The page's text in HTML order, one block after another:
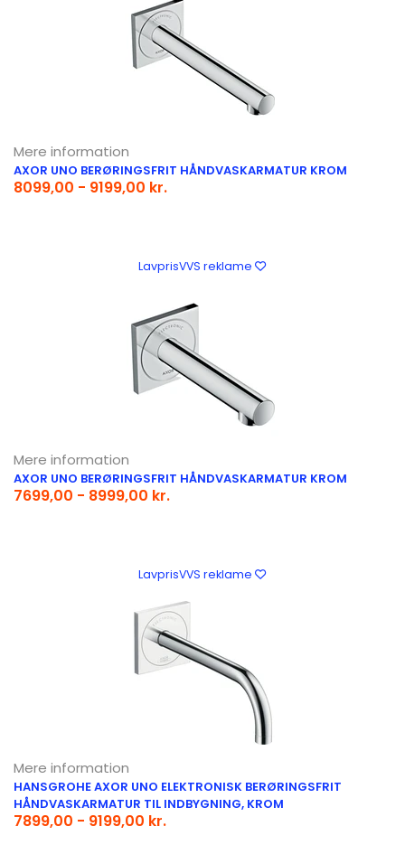
Mere information
AXOR UNO BERØRINGSFRIT HÅNDVASKARMATUR KROM
8099,00 - 9199,00 kr.
LavprisVVS reklame
Mere information
AXOR UNO BERØRINGSFRIT HÅNDVASKARMATUR KROM
7699,00 - 8999,00 kr.
LavprisVVS reklame
Mere information
HANSGROHE AXOR UNO ELEKTRONISK BERØRINGSFRIT
HÅNDVASKARMATUR TIL INDBYGNING, KROM
7899,00 - 9199,00 kr.